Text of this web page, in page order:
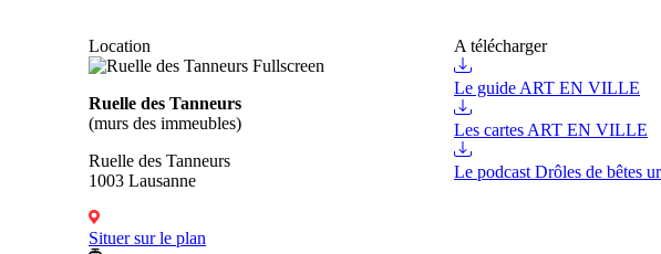
Location
Fullscreen
Ruelle des Tanneurs
(murs des immeubles)
Ruelle des Tanneurs
1003 Lausanne
Situer sur le plan
A télécharger
Le guide ART EN VILLE
Les cartes ART EN VILLE
Le podcast Drôles de bêtes